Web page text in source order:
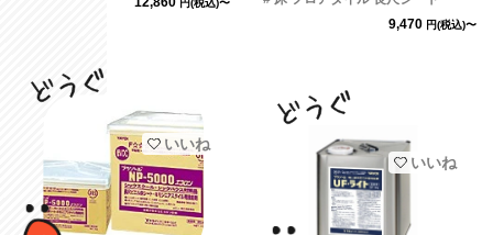
円(税込)〜
9,470 円(税込)〜
いいね
いいね